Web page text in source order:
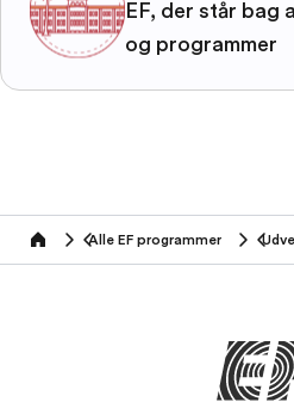
EF, der står bag
og programmer
home Alle EF programmer